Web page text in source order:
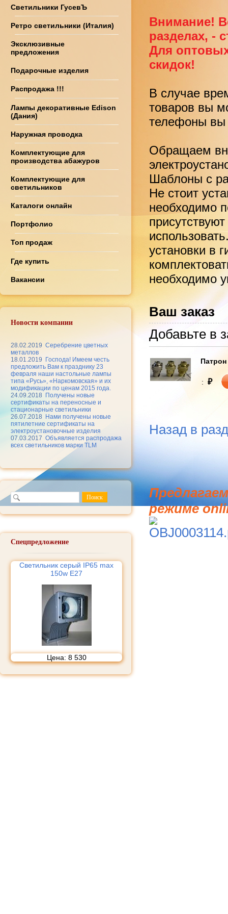
Светильники ГусевЪ
Ретро светильники (Италия)
Эксклюзивные
предложения
Подарочные изделия
Распродажа !!!
Лампы декоративные Edison
(Дания)
Наружная проводка
Комплектующие для
производства абажуров
Комплектующие для
светильников
Каталоги онлайн
Портфолио
Топ продаж
Где купить
Вакансии
Новости компании
28.02.2019 Серебрение цветных
металлов
18.01.2019
Господа! Имеем честь
предложить Вам к празднику 23
февраля наши настольные лампы
типа «Русь», «Наркомовская» и их
модификации по ценам 2015 года.
24.09.2018
Получены новые
сертификаты на переносные и
стационарные светильники
26.07.2018
Нами получены новые
пятилетние сертификаты на
электроустановочные изделия
07.03.2017 Объявляется распродажа
всех светильников марки TLM
Спецпредложение
Cветильник серый IP65 max
150w E27
Цена: 8 530
Внимание!
разделах, -
Для
скидок!
В случае
товаров вы
телефоны вы
Обращаем
Шаблоны с
Не стоит
необходимо
установки в
необходимо
Ваш заказ
Добавьте в
: ₽
Назад в
режиме